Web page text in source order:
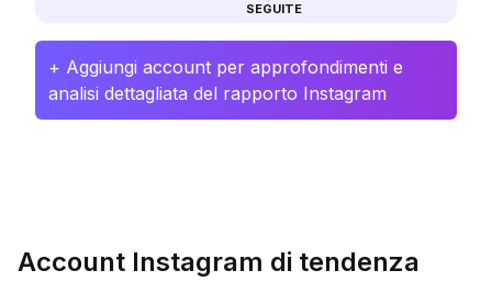
SEGUITE
+ Aggiungi account per approfondimenti e
analisi dettagliata del rapporto Instagram
Account Instagram di tendenza